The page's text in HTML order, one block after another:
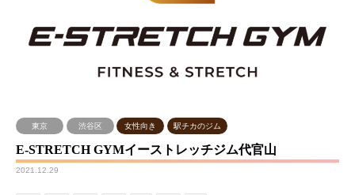
東京 渋谷区 女性向き 駅チカのジム
E-STRETCH GYMイーストレッチジム代官山
2021.12.29